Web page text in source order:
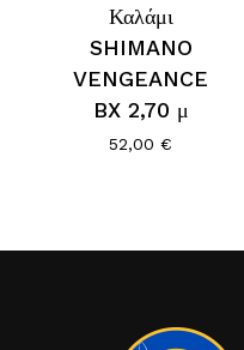
Καλάμι
SHIMANO
VENGEANCE
BX 2,70 μ
52,00€